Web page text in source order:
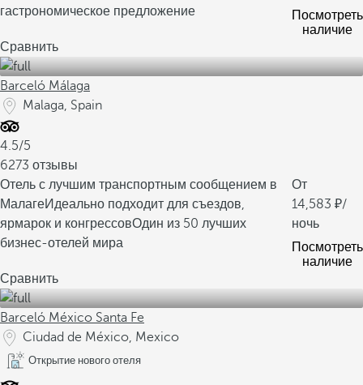
гастрономическое предложение
Посмотреть
наличие
Сравнить
Barceló Málaga
Malaga, Spain
4.5/5
6273 отзывы
Отель с лучшим транспортным сообщением в
МалагеИдеально подходит для съездов,
ярмарок и конгрессовОдин из 50 лучших
бизнес-отелей мира
От
14,583
/
ночь
Посмотреть
наличие
Сравнить
Barceló México Santa Fe
Ciudad de México, Mexico
Открытие нового отеля